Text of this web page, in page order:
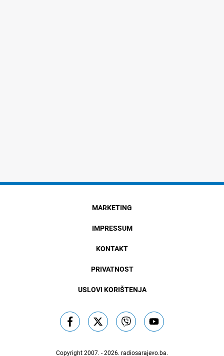
MARKETING
IMPRESSUM
KONTAKT
PRIVATNOST
USLOVI KORIŠTENJA
Copyright 2007. - 2026. radiosarajevo.ba.